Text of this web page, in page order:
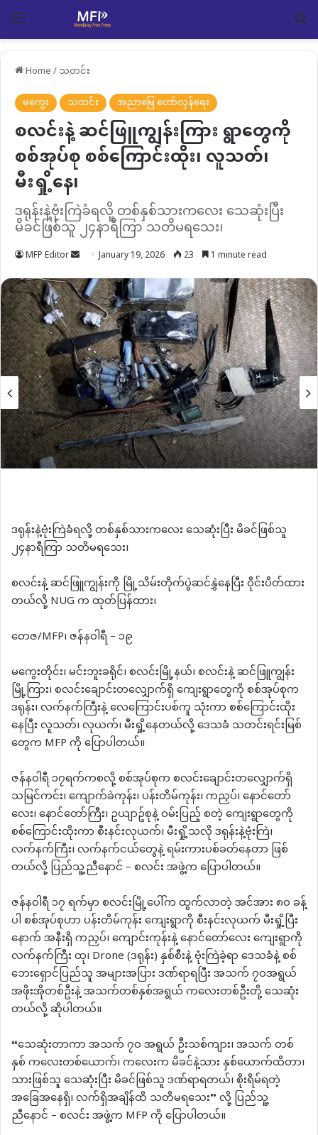
Menu
Home/သတင်း
မကွေး
သတင်း အညာမြေ တော်လှန်ရေး
စလင်းနဲ့ ဆင်ဖြူကျွန်းကြား ရွာတွေကို
စစ်အုပ်စု စစ်ကြောင်းထိုး၊ လူသတ်၊
မီးရှို့နေ၊
ဒရုန်းနဲ့ဗုံးကြဲခံရလို့ တစ်နှစ်သားကလေး သေဆုံးပြီး
မိခင်ဖြစ်သူ ၂၄နာရီကြာ သတိမရသေး၊
MFP Editor Send
email
January 19, 2026 23 1 minute read
ဒရုန်းနဲ့ဗုံးကြဲခံရလို့ တစ်နှစ်သားကလေး သေဆုံးပြီး မိခင်ဖြစ်သူ
၂၄နာရီကြာ သတိမရသေး၊
စလင်းနဲ့ ဆင်ဖြူကျွန်းကို မြို့သိမ်းတိုက်ပွဲဆင်နွှဲနေပြီး ဝိုင်းပိတ်ထား
တယ်လို့ NUG က ထုတ်ပြန်ထား၊
တေဇ/MFP၊ ဇန်နဝါရီ – ၁၉
မကွေးတိုင်း၊ မင်းဘူးခရိုင်၊ စလင်းမြို့နယ်၊ စလင်းနဲ့ ဆင်ဖြူကျွန်း
မြို့ကြား၊ စလင်းချောင်းတလျှောက်ရှိ ကျေးရွာတွေကို စစ်အုပ်စုက
ဒရုန်း၊ လက်နက်ကြီးနဲ့ လေကြောင်းပစ်ကူ သုံးကာ စစ်ကြောင်းထိုး
နေပြီး လူသတ်၊ လုယက်၊ မီးရှို့နေတယ်လို့ ဒေသခံ သတင်းရင်းမြစ်
တွေက MFP ကို ပြောပါတယ်။
ဇန်နဝါရီ ၁၇ရက်ကစလို့ စစ်အုပ်စုက စလင်းချောင်းတလျှောက်ရှိ
သမြင်ကင်း၊ ကျောက်ခဲကုန်း၊ ပန်းတိမ်ကုန်း၊ ကညှပ်၊ နောင်တော်
လေး၊ နောင်တော်ကြီး၊ ဥယျာဥ်စုနဲ့ ဝမ်းပြည့် စတဲ့ ကျေးရွာတွေကို
စစ်ကြောင်းထိုးကာ စီးနင်းလုယက်၊ မီးရှို့သလို ဒရုန်းနဲ့ဗုံးကြဲ၊
လက်နက်ကြီး၊ လက်နက်ငယ်တွေနဲ့ ရမ်းကားပစ်ခတ်နေတာ ဖြစ်
တယ်လို့ ပြည်သူ့ညီနောင် – စလင်း အဖွဲ့က ပြောပါတယ်။
ဇန်နဝါရီ ၁၇ ရက်မှာ စလင်းမြို့ပေါ်က ထွက်လာတဲ့ အင်အား ၈၀ ခန့်
ပါ စစ်အုပ်စုဟာ ပန်းတိမ်ကုန်း ကျေးရွာကို စီးနင်းလုယက် မီးရှို့ပြီး
နောက် အနီးရှိ ကညှပ်၊ ကျောင်းကုန်းနဲ့ နောင်တော်လေး ကျေးရွာကို
လက်နက်ကြီး ထု၊ Drone (ဒရုန်း) နှစ်စီးနဲ့ ဗုံးကြဲခဲ့ရာ ဒေသခံနဲ့ စစ်
ဘေးရှောင်ပြည်သူ အများအပြား ဒဏ်ရာရပြီး အသက် ၇၀အရွယ်
အဖိုးအိုတစ်ဦးနဲ့ အသက်တစ်နှစ်အရွယ် ကလေးတစ်ဦးတို့ သေဆုံး
တယ်လို့ ဆိုပါတယ်။
“သေဆုံးတာကာ အသက် ၇၀ အရွယ် ဦးသစ်ကျား၊ အသက် တစ်
နှစ် ကလေးတစ်ယောက်၊ ကလေးက မိခင်နဲ့သား နှစ်ယောက်ထိတာ၊
သားဖြစ်သူ သေဆုံးပြီး မိခင်ဖြစ်သူ ဒဏ်ရာရတယ်၊ စိုးရိမ်ရတဲ့
အခြေအနေရှိ၊ လက်ရှိအချိန်ထိ သတိမရသေး” လို့ ပြည်သူ့
ညီနောင် – စလင်း အဖွဲ့က MFP ကို ပြောပါတယ်။